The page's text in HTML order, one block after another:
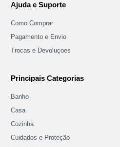
Ajuda e Suporte
Como Comprar
Pagamento e Envio
Trocas e Devoluçoes
Principais Categorias
Banho
Casa
Cozinha
Cuidados e Proteção